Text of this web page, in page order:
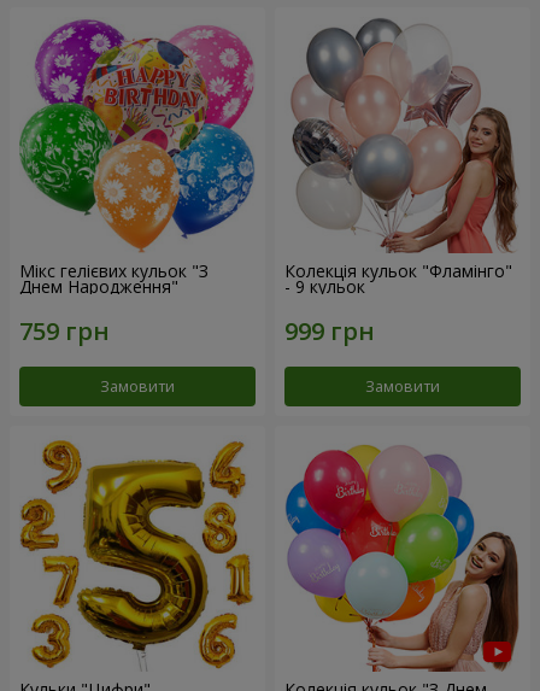
Мікс гелієвих кульок "З
Днем Народження"
Замовити
Колекція кульок "Фламінго"
- 9 кульок
Замовити